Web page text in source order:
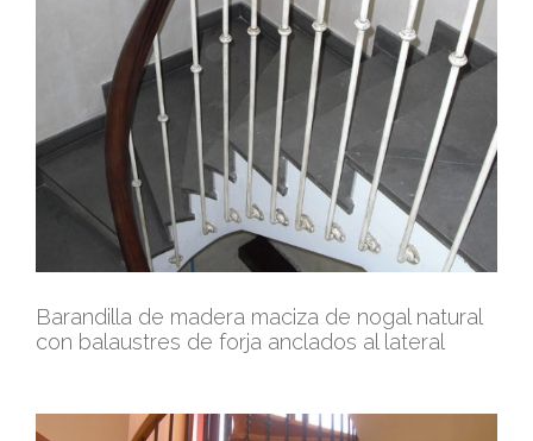
Barandilla de madera maciza de nogal natural
con balaustres de forja anclados al lateral